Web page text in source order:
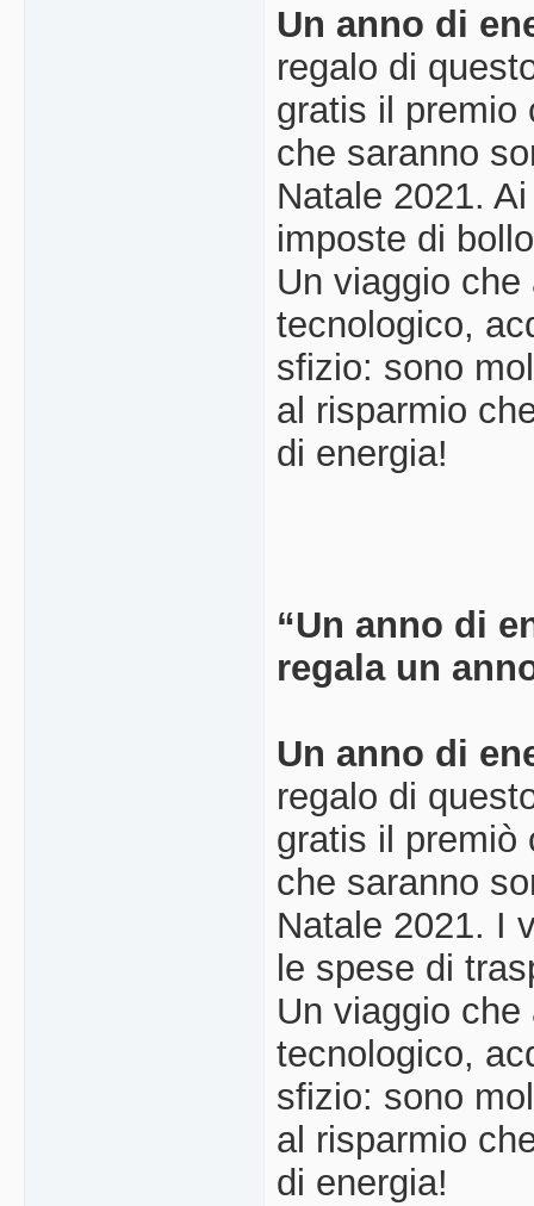
Un anno di
regalo di
gratis il
che saranno
Natale 2021.
imposte di
Un viaggio
tecnologico,
sfizio: sono
al risparmio
di energia!
“Un anno di
regala un
Un anno di
regalo di
gratis il
che saranno
Natale 2021. I
le spese di
Un viaggio
tecnologico,
sfizio: sono
al risparmio
di energia!